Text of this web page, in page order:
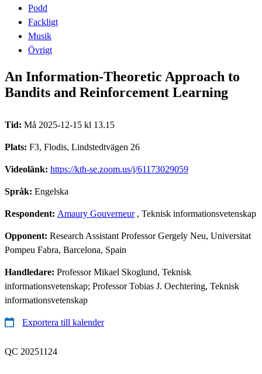
Podd
Fackligt
Musik
Övrigt
An Information-Theoretic Approach to
Bandits and Reinforcement Learning
Tid: Må 2025-12-15 kl 13.15
Plats: F3, Flodis, Lindstedtvägen 26
Videolänk: https://kth-se.zoom.us/j/61173029059
Språk: Engelska
Respondent: Amaury Gouverneur, Teknisk informationsvetenskap
Opponent: Research Assistant Professor Gergely Neu, Universitat
Pompeu Fabra, Barcelona, Spain
Handledare: Professor Mikael Skoglund, Teknisk
informationsvetenskap; Professor Tobias J. Oechtering, Teknisk
informationsvetenskap
Exportera till kalender
QC 20251124